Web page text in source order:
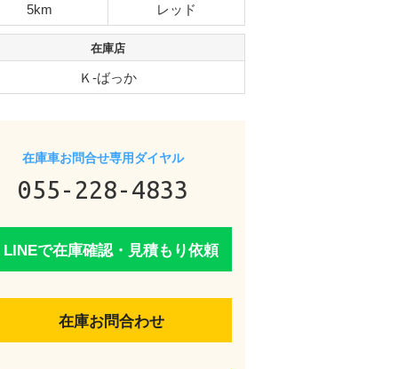
5km レッド
在庫店
Ｋ-ばっか
在庫車お問合せ専用ダイヤル
055-228-4833
LINEで在庫確認・見積もり依頼
在庫お問合わせ